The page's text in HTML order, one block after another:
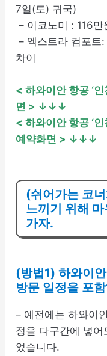
7일(토) 귀국)
– 이코노미 : 116만
– 엑스트라 컴포트
차이
< 하와이안 항공 ‘
면 > ↓↓↓
< 하와이안 항공 ‘
예약화면 > ↓↓↓
(쉬어가는 코
느끼기 위해
가자.
(방법1) 하와이
방문 일정을 포
– 예전에는 하와이
정을 다구간에 넣
었습니다.